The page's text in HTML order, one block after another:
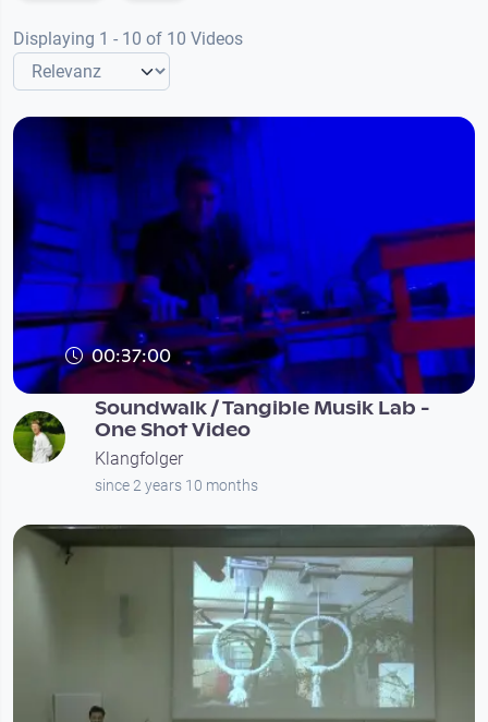
Displaying 1 - 10 of 10 Videos
00:37:00
Soundwalk / Tangible Musik Lab -
One Shot Video
Klangfolger
since 2 years 10 months